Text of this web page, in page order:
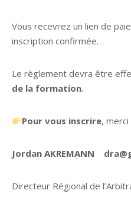
Vous recevrez un lien de
inscription confirmée.
Le règlement devra être
de la formation.
Pour vous inscrire, merci
Jordan AKREMANN
Directeur Régional de